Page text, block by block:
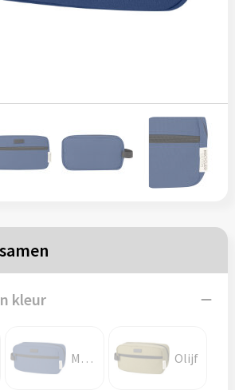
kleur
Marineblauw Olijf